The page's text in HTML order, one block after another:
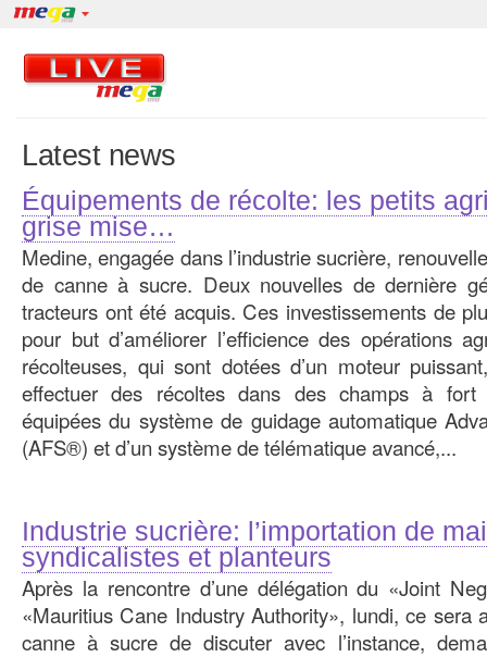
Latest news
Équipements de récolte: les petits
grise mise…
Medine, engagée dans l’industrie sucrière,
de canne à sucre. Deux nouvelles de dernière
tracteurs ont été acquis. Ces investissements de
pour but d’améliorer l’efficience des opérations
récolteuses, qui sont dotées d’un moteur
effectuer des récoltes dans des champs à fort
équipées du système de guidage automatique
(AFS®) et d’un système de télématique avancé,...
Industrie sucrière: l’importation de
syndicalistes et planteurs
Après la rencontre d’une délégation du «Joint
«Mauritius Cane Industry Authority», lundi, ce sera
canne à sucre de discuter avec l’instance,